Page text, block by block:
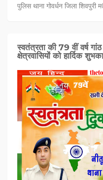
पुलिस थाना गोवर्धन जिला शिवपुरी
स्वतंत्रता की 79 वीं वर्ष
क्षेत्रवासियों को हार्दिक